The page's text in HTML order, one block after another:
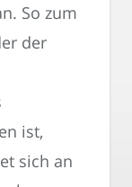
So zum
der
ist,
sich an